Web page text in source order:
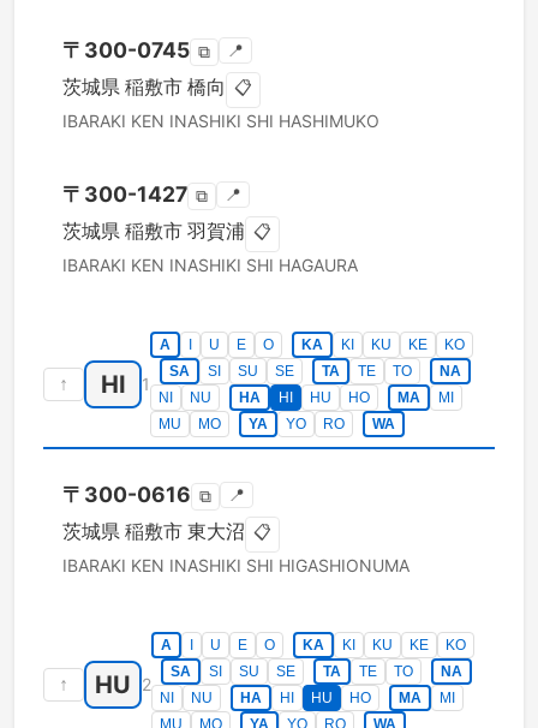
〒 300-0745 ⧉ 📍
茨城県 稲敷市 橋向 📋
IBARAKI KEN INASHIKI SHI HASHIMUKO
〒 300-1427 ⧉ 📍
茨城県 稲敷市 羽賀浦 📋
IBARAKI KEN INASHIKI SHI HAGAURA
↑ HI 1
A U E O KA KI KU KE
KO
SA
SI SU SE TA TE TO
NA
NI
NU HA HI HU HO MA
MI
MU
MO YA YO RO WA
〒 300-0616 ⧉ 📍
茨城県 稲敷市 東大沼 📋
IBARAKI KEN INASHIKI SHI HIGASHIONUMA
↑ HU 2
A U E O KA KI KU KE
KO
SA
SI SU SE TA TE TO
NA
NI
NU HA HI HU HO MA
MI
MU
MO YA YO RO WA